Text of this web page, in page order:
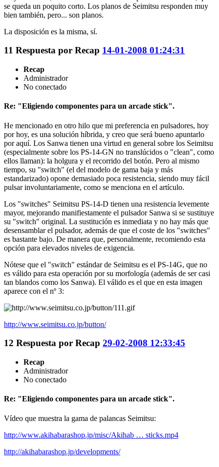
se queda un poquito corto. Los planos de Seimitsu responden muy
bien también, pero... son planos.
La disposición es la misma, sí.
11 Respuesta por Recap 14-01-2008 01:24:31
Recap
Administrador
No conectado
Re: "Eligiendo componentes para un arcade stick".
He mencionado en otro hilo que mi preferencia en pulsadores, hoy
por hoy, es una solución híbrida, y creo que será bueno apuntarlo
por aquí. Los Sanwa tienen una virtud en general sobre los Seimitsu
(especialmente sobre los PS-14-GN no translúcidos o "clean", como
ellos llaman): la holgura y el recorrido del botón. Pero al mismo
tiempo, su "switch" (el del modelo de gama baja y más
estandarizado) opone demasiado poca resistencia, siendo muy fácil
pulsar involuntariamente, como se menciona en el artículo.
Los "switches" Seimitsu PS-14-D tienen una resistencia levemente
mayor, mejorando manifiestamente el pulsador Sanwa si se sustituye
su "switch" original. La sustitución es inmediata y no hay más que
desensamblar el pulsador, además de que el coste de los "switches"
es bastante bajo. De manera que, personalmente, recomiendo esta
opción para elevados niveles de exigencia.
Nótese que el "switch" estándar de Seimitsu es el PS-14G, que no
es válido para esta operación por su morfología (además de ser casi
tan blandos como los Sanwa). El válido es el que en esta imagen
aparece con el nº 3:
http://www.seimitsu.co.jp/button/
12 Respuesta por Recap 29-02-2008 12:33:45
Recap
Administrador
No conectado
Re: "Eligiendo componentes para un arcade stick".
Vídeo que muestra la gama de palancas Seimitsu:
http://www.akihabarashop.jp/misc/Akihab … sticks.mp4
http://akihabarashop.jp/developments/